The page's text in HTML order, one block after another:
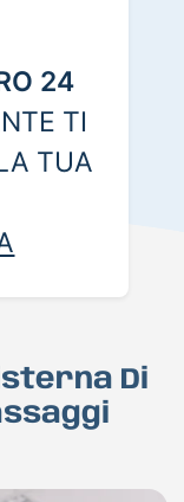
24
TI
TUA
Di